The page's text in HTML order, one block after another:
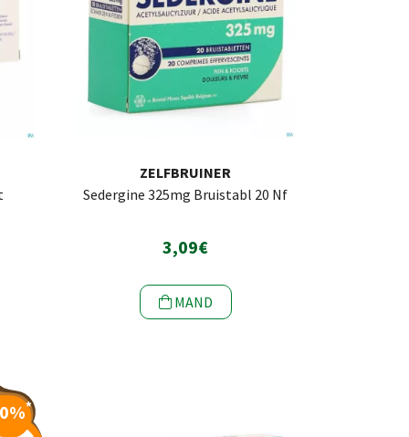
ZELFBRUINER
Sedergine 325mg Bruistabl 20 Nf
3,09€
MAND
*